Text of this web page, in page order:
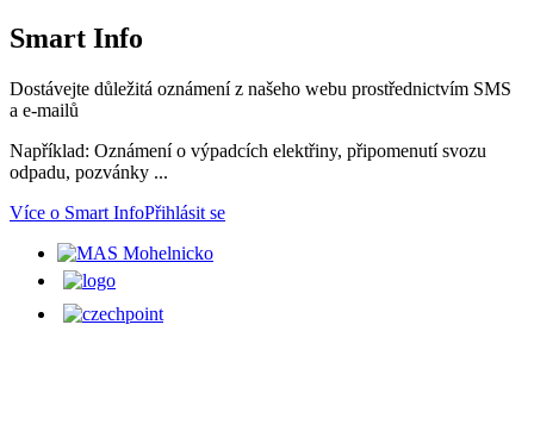
Smart Info
Dostávejte důležitá oznámení z našeho webu prostřednictvím SMS
a e-mailů
Například: Oznámení o výpadcích elektřiny, připomenutí svozu
odpadu, pozvánky ...
Více o Smart InfoPřihlásit se